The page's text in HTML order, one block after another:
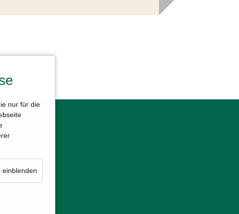
nur für die
einblenden